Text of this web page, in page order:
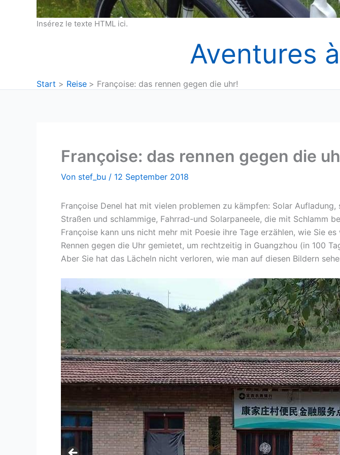
Insérez le texte HTML ici.
Aventures
Start Reise Françoise: das rennen gegen die uhr!
Françoise: das rennen gegen die
Von stef_bu / 12 September 2018
Françoise Denel hat mit vielen problemen zu kämpfen: Solar
Straßen und schlammige, Fahrrad-und Solarpaneele, die mit Schlamm
Françoise kann uns nicht mehr mit Poesie ihre Tage erzählen, wie Sie
Rennen gegen die Uhr gemietet, um rechtzeitig in Guangzhou (in 100
Aber Sie hat das Lächeln nicht verloren, wie man auf diesen Bildern